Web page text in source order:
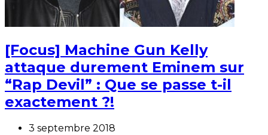
[Focus] Machine Gun Kelly
attaque durement Eminem sur
“Rap Devil” : Que se passe t-il
exactement ?!
3 septembre 2018